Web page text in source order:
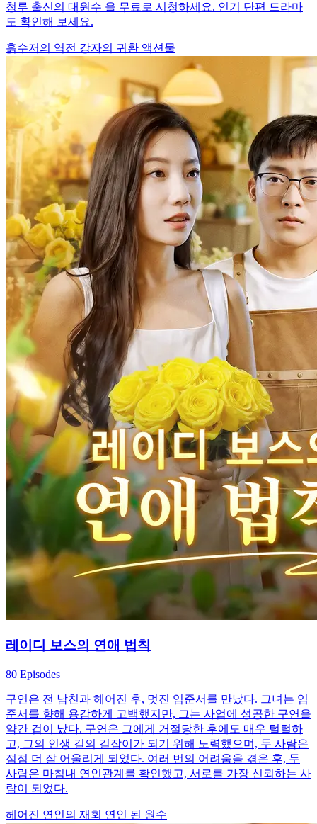
청루 출신의 대원수 을 무료로 시청하세요. 인기 단편 드라마
도 확인해 보세요.
흙수저의 역전 강자의 귀환 액션물
레이디 보스의 연애 법칙
80 Episodes
구연은 전 남친과 헤어진 후, 멋진 임준서를 만났다. 그녀는 임
준서를 향해 용감하게 고백했지만, 그는 사업에 성공한 구연을
약간 겁이 났다. 구연은 그에게 거절당한 후에도 매우 털털하
고, 그의 인생 길의 길잡이가 되기 위해 노력했으며, 두 사람은
점점 더 잘 어울리게 되었다. 여러 번의 어려움을 겪은 후, 두
사람은 마침내 연인관계를 확인했고, 서로를 가장 신뢰하는 사
람이 되었다.
헤어진 연인의 재회 연인 된 원수